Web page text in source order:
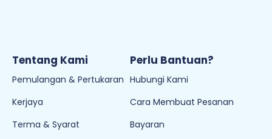
Tentang Kami
Pemulangan & Pertukaran
Kerjaya
Terma & Syarat
Perlu Bantuan?
Hubungi Kami
Cara Membuat Pesanan
Bayaran